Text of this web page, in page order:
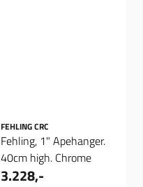
FEHLING CRC
Fehling, 1" Apehanger.
40cm high. Chrome
3.228,-